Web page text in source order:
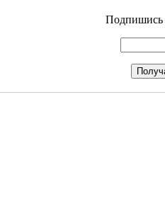
Подпишись